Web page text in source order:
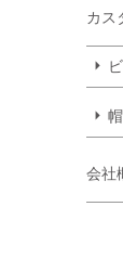
カス
会社